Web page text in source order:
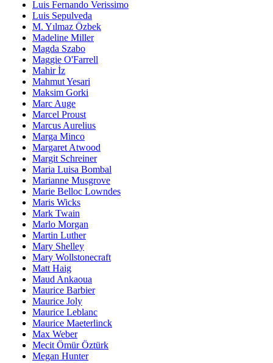
Luis Fernando Verissimo
Luis Sepulveda
M. Yılmaz Özbek
Madeline Miller
Magda Szabo
Maggie O'Farrell
Mahir İz
Mahmut Yesari
Maksim Gorki
Marc Auge
Marcel Proust
Marcus Aurelius
Marga Minco
Margaret Atwood
Margit Schreiner
Maria Luisa Bombal
Marianne Musgrove
Marie Belloc Lowndes
Maris Wicks
Mark Twain
Marlo Morgan
Martin Luther
Mary Shelley
Mary Wollstonecraft
Matt Haig
Maud Ankaoua
Maurice Barbier
Maurice Joly
Maurice Leblanc
Maurice Maeterlinck
Max Weber
Mecit Ömür Öztürk
Megan Hunter